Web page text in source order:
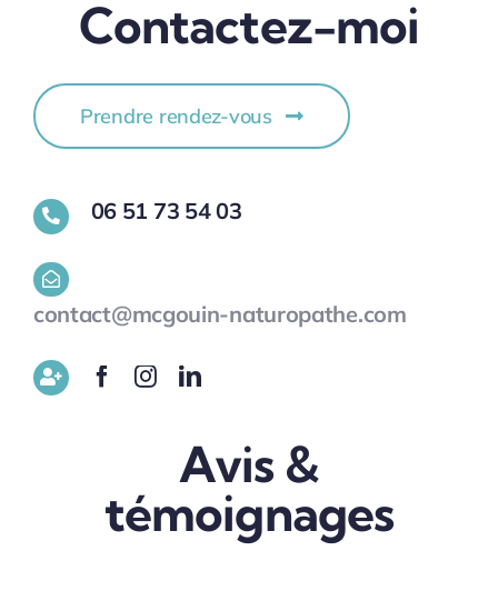
Contactez-moi
Prendre rendez-vous
06 51 73 54 03
contact@mcgouin-naturopathe.com
Avis &
témoignages